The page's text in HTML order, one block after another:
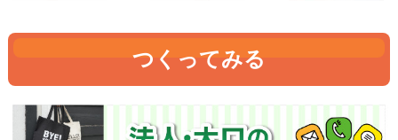
つくってみる